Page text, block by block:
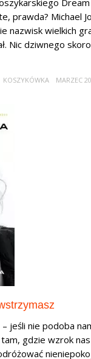
prawda? Michael
nazwisk wielkich
Nic dziwnego skoro
KOSZYKÓWKA MARZEC
jeśli nie podoba
gdzie wzrok